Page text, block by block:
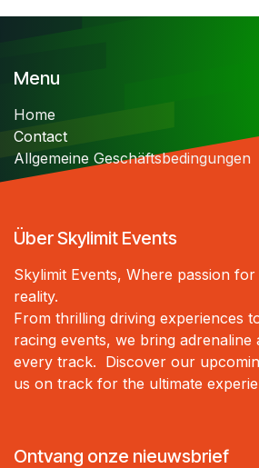
Menu
Home
Contact
Allgemeine Geschäftsbedingungen
Über Skylimit Events
Skylimit Events, Where passion
reality.
From thrilling driving experiences
racing events, we bring adrenaline
every track. Discover our
us on track for the ultimate
Ontvang onze nieuwsbrief